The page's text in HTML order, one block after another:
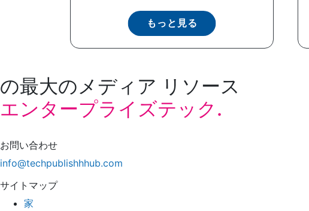
もっと見る
の最大のメディア リソース
エンタープライズテック.
お問い合わせ
info@techpublishhhub.com
サイトマップ
家